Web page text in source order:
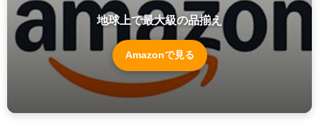
地球上で最大級の品揃え
Amazonで見る